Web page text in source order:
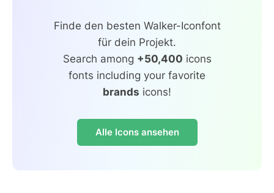
Finde den besten Walker-Iconfont
für dein Projekt.
Search among +50,400 icons
fonts including your favorite
brands icons!
Alle Icons ansehen